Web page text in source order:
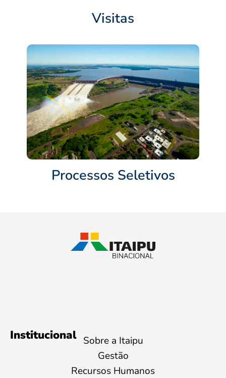
Visitas
Processos Seletivos
Institucional Sobre a Itaipu
Gestão
Recursos Humanos